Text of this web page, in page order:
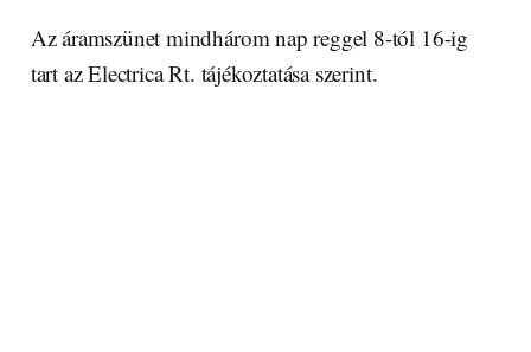
Az áramszünet mindhárom nap reggel 8-tól 16-ig
tart az Electrica Rt. tájékoztatása szerint.